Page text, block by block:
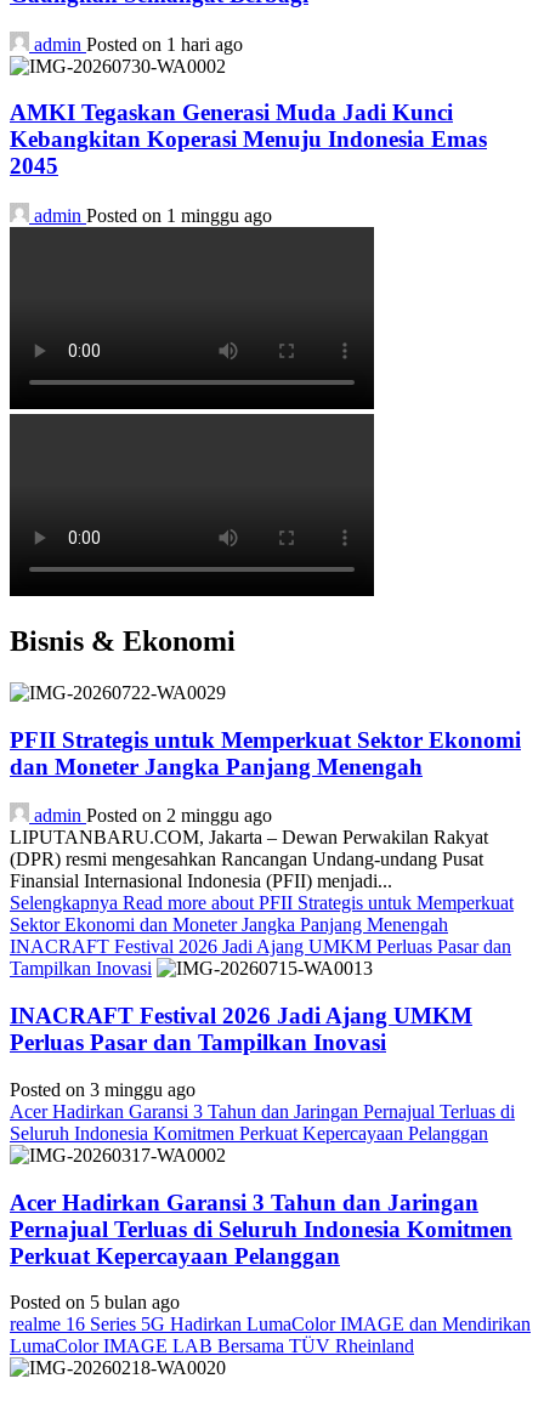
admin Posted on 1 hari ago
AMKI Tegaskan Generasi Muda Jadi Kunci
Kebangkitan Koperasi Menuju Indonesia Emas
2045
admin Posted on 1 minggu ago
Bisnis & Ekonomi
PFII Strategis untuk Memperkuat Sektor Ekonomi
dan Moneter Jangka Panjang Menengah
admin Posted on 2 minggu ago
LIPUTANBARU.COM, Jakarta – Dewan Perwakilan Rakyat
(DPR) resmi mengesahkan Rancangan Undang-undang Pusat
Finansial Internasional Indonesia (PFII) menjadi...
Selengkapnya Read more about PFII Strategis untuk Memperkuat
Sektor Ekonomi dan Moneter Jangka Panjang Menengah
INACRAFT Festival 2026 Jadi Ajang UMKM Perluas Pasar dan
Tampilkan Inovasi
INACRAFT Festival 2026 Jadi Ajang UMKM
Perluas Pasar dan Tampilkan Inovasi
Posted on 3 minggu ago
Acer Hadirkan Garansi 3 Tahun dan Jaringan Pernajual Terluas di
Seluruh Indonesia Komitmen Perkuat Kepercayaan Pelanggan
Acer Hadirkan Garansi 3 Tahun dan Jaringan
Pernajual Terluas di Seluruh Indonesia Komitmen
Perkuat Kepercayaan Pelanggan
Posted on 5 bulan ago
realme 16 Series 5G Hadirkan LumaColor IMAGE dan Mendirikan
LumaColor IMAGE LAB Bersama TÜV Rheinland